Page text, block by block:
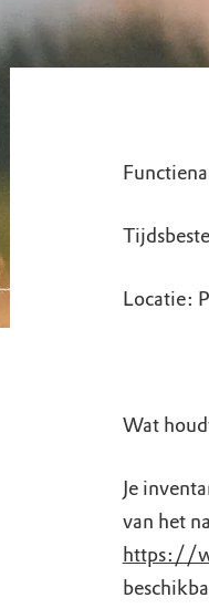
Locatie:
Wat
Je
van het
https://